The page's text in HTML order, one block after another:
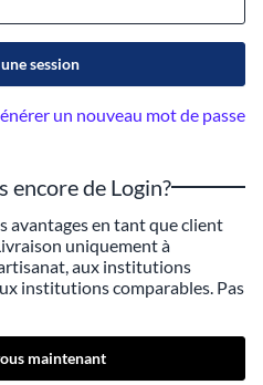
session
un nouveau mot de passe
encore de Login?
avantages en tant que client
uniquement à
aux institutions
institutions comparables. Pas
maintenant